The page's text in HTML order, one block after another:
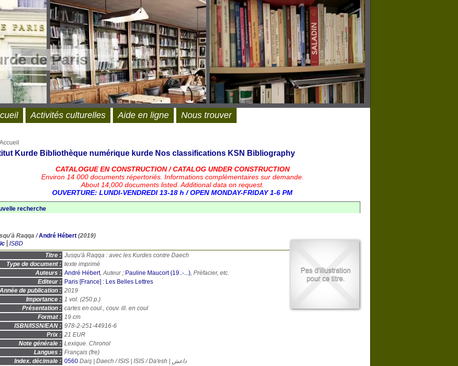
de Paris
Accueil
Kurde Bibliothèque numérique kurde Nos classifications KSN Bibliography
CATALOGUE EN CONSTRUCTION / CATALOG UNDER CONSTRUCTION
Environ 14 000 documents répertoriés. Informations complémentaires sur demande.
About 14,000 documents listed. Additional data on request.
OUVERTURE: LUNDI-VENDREDI 13-18 h / OPEN MONDAY-FRIDAY 1-6 PM
recherche
Raqqa/André Hébert(2019)
ISBD
Titre : Jusqu'à Raqqa : avec les Kurdes contre Daech
Type de document : texte imprimé
Auteurs : André Hébert, Auteur ; Pauline Maucort (19..-...), Préfacier, etc.
Editeur :
Paris [France] : Les Belles Lettres
Année de publication : 2019
Importance : 1 vol. (250 p.)
Présentation : cartes en coul., couv. ill. en coul
Format : 19 cm
ISBN/ISSN/EAN : 978-2-251-44916-6
Prix : 21 EUR
Note générale : Lexique. Chronol
Langues : Français (fre)
Index. décimale : 0560
Daiş | Daech / ISIS | ISIS / Da'esh | داعش
Activités culturelles Aide en ligne Nous trouver